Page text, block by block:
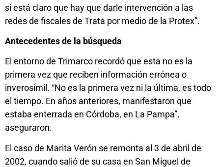
sí está claro que hay que darle intervención a las
redes de fiscales de Trata por medio de la Protex”.
Antecedentes de la búsqueda
El entorno de Trimarco recordó que esta no es la
primera vez que reciben información errónea o
inverosímil. “No es la primera vez ni la última, es todo
el tiempo. En años anteriores, manifestaron que
estaba enterrada en Córdoba, en La Pampa”,
aseguraron.
El caso de Marita Verón se remonta al 3 de abril de
2002, cuando salió de su casa en San Miguel de